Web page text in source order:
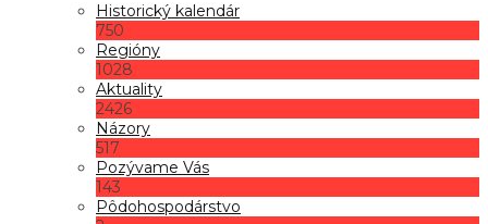
Historický kalendár
750
Regióny
1028
Aktuality
2426
Názory
517
Pozývame Vás
143
Pôdohospodárstvo